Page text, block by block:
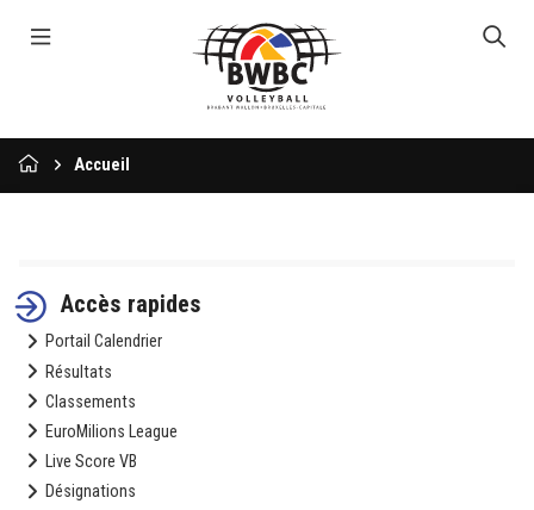
Accueil
Accès rapides
Portail Calendrier
Résultats
Classements
EuroMilions League
Live Score VB
Désignations